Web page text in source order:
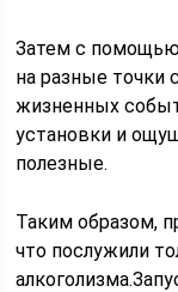
Затем с помощью
на разные точки
жизненных
установки и
полезные.
Таким образом,
что послужили